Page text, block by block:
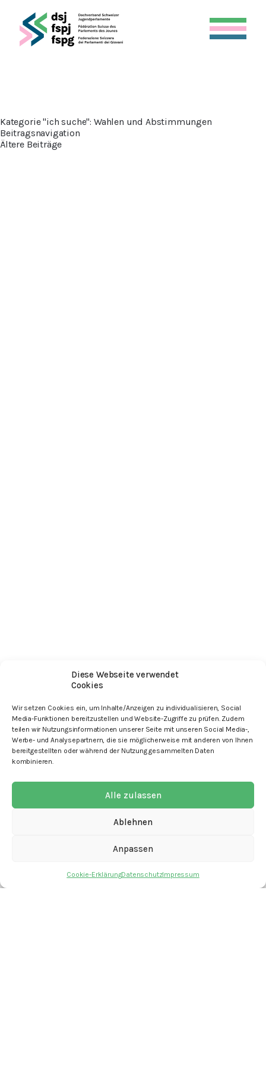
Diese Webseite verwendet
Cookies
Wir setzen Cookies ein, um Inhalte/Anzeigen zu individualisieren, Social
Media-Funktionen bereitzustellen und Website-Zugriffe zu prüfen. Zudem
teilen wir Nutzungsinformationen unserer Seite mit unseren Social Media-,
Werbe- und Analysepartnern, die sie möglicherweise mit anderen von Ihnen
bereitgestellten oder während der Nutzung gesammelten Daten
kombinieren.
Alle zulassen
Ablehnen
Anpassen
Cookie-ErklärungDatenschutzImpressum
Kategorie "ich suche": Wahlen und Abstimmungen
Beitragsnavigation
Ältere Beiträge
Search
Suchen nach:
Recent Comments
Archives
Keine Kategorien
Anmelden